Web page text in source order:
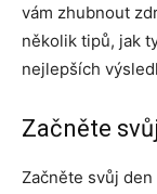
vám zhubnout
několik tipů, jak
nejlepších
Začněte
Začněte svůj